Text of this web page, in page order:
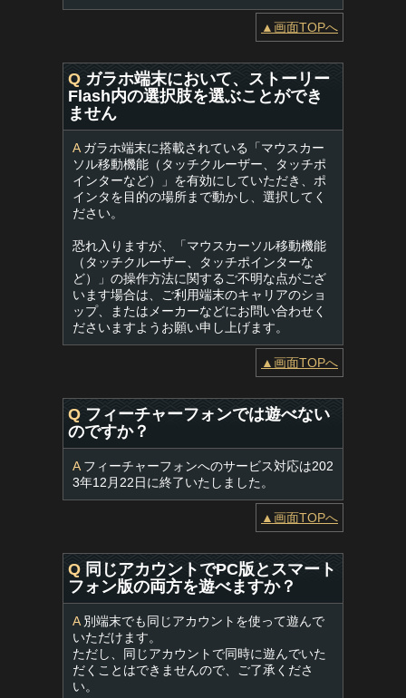
▲画面TOPへ
Q ガラホ端末において、ストーリー
Flash内の選択肢を選ぶことができ
ません
Aガラホ端末に搭載されている「マウスカー
ソル移動機能（タッチクルーザー、タッチポ
インターなど）」を有効にしていただき、ポ
インタを目的の場所まで動かし、選択してく
ださい。
恐れ入りますが、「マウスカーソル移動機能
（タッチクルーザー、タッチポインターな
ど）」の操作方法に関するご不明な点がござ
います場合は、ご利用端末のキャリアのショ
ップ、またはメーカーなどにお問い合わせく
ださいますようお願い申し上げます。
▲画面TOPへ
Q フィーチャーフォンでは遊べない
のですか？
Aフィーチャーフォンへのサービス対応は202
3年12月22日に終了いたしました。
▲画面TOPへ
Q 同じアカウントでPC版とスマート
フォン版の両方を遊べますか？
A別端末でも同じアカウントを使って遊んで
いただけます。
ただし、同じアカウントで同時に遊んでいた
だくことはできませんので、ご了承くださ
い。